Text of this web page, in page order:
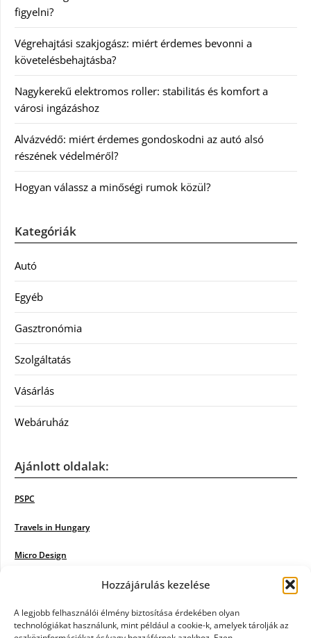
Hozzájárulás kezelése
A legjobb felhasználói élmény biztosítása érdekében olyan
technológiákat használunk, mint például a cookie-k, amelyek tárolják az
figyelni?
Végrehajtási szakjogász: miért érdemes bevonni a
követelésbehajtásba?
Nagykerekű elektromos roller: stabilitás és komfort a
városi ingázáshoz
Alvázvédő: miért érdemes gondoskodni az autó alsó
részének védelméről?
Hogyan válassz a minőségi rumok közül?
Kategóriák
Autó
Egyéb
Gasztronómia
Szolgáltatás
Vásárlás
Webáruház
Ajánlott oldalak:
PSPC
Travels in Hungary
Micro Design
Poiwiki